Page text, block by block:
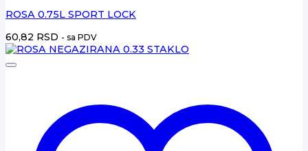
ROSA 0.75L SPORT LOCK
60,82 RSD - sa PDV